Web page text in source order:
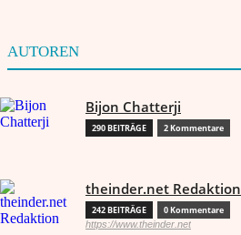
AUTOREN
Bijon Chatterji
290 BEITRÄGE 2 Kommentare
theinder.net Redaktion
242 BEITRÄGE 0 Kommentare
https://www.theinder.net